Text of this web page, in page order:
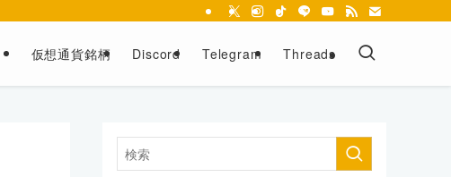
仮想通貨銘柄 Discord Telegram Threads